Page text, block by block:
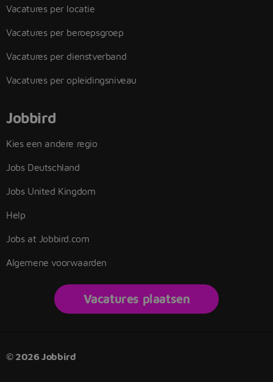
Vacatures per locatie
Vacatures per beroepsgroep
Vacatures per dienstverband
Vacatures per opleidingsniveau
Jobbird
Kies een andere regio
Jobs Deutschland
Jobs United Kingdom
Help
Jobs at Jobbird.com
Algemene voorwaarden
Vacatures plaatsen
© 2026 Jobbird